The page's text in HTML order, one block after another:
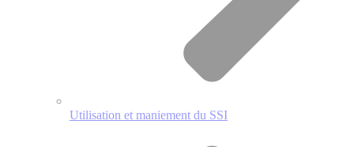
Utilisation et maniement du SSI